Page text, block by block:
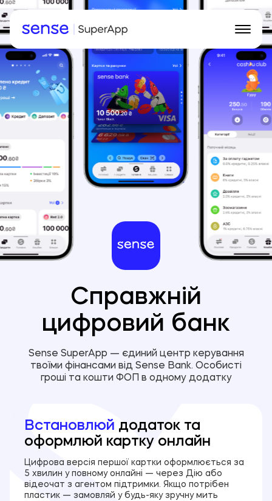
Інтерфейс
Можливості
Для ФОП
Завантажити Sense SuperApp
Справжній
цифровий банк
Sense SuperApp — єдиний центр керування
твоїми фінансами від Sense Bank. Особисті
гроші та кошти ФОП в одному додатку
Встановлюй додаток та
оформлюй картку онлайн
Цифрова версія першої картки оформлюється за
5 хвилин у повному онлайні — через Дію або
відеочат з агентом підтримки. Якщо потрібен
пластик — замовляй у будь-яку зручну мить